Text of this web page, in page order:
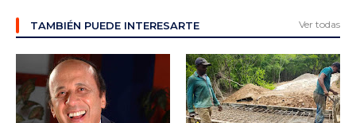
TAMBIÉN PUEDE INTERESARTE Ver todas